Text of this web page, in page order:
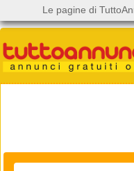
Le pagine di